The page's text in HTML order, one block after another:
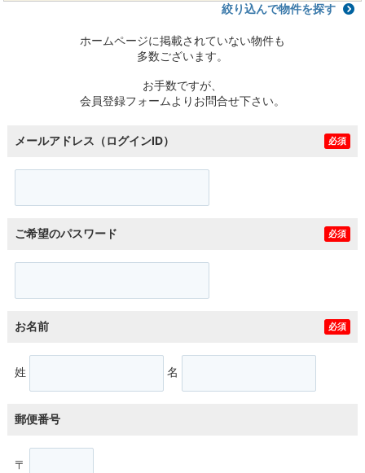
絞り込んで物件を探す
ホームページに掲載されていない物件も
多数ございます。
お手数ですが、
会員登録フォームよりお問合せ下さい。
メールアドレス（ログインID） 必須
ご希望のパスワード 必須
お名前 必須
姓 名
郵便番号
〒